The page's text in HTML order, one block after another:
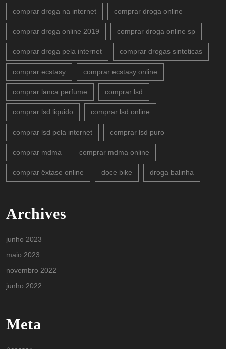
comprar droga na internet comprar droga online
comprar droga online 2019 comprar droga online sp
comprar droga pela internet comprar drogas sinteticas
comprar ecstasy comprar ecstasy online
comprar lanca perfume comprar lsd
comprar lsd liquido comprar lsd online
comprar lsd pela internet comprar lsd puro
comprar mdma comprar mdma online
comprar êxtase online doce bike droga balinha
Archives
junho 2023
maio 2023
novembro 2022
junho 2022
Meta